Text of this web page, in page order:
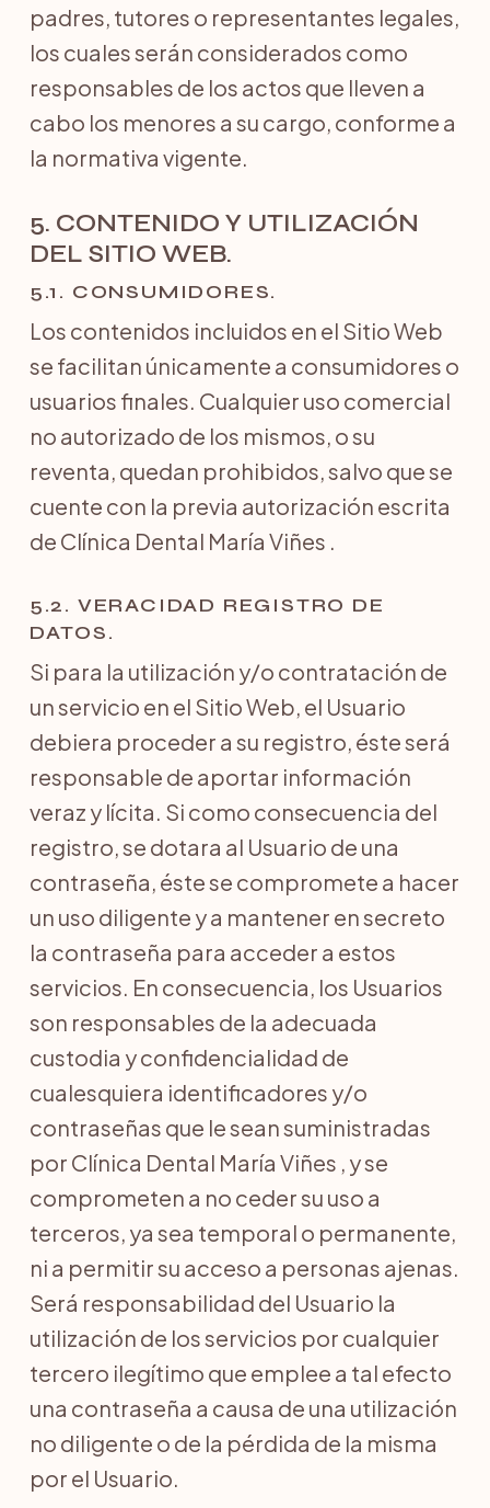
padres, tutores o representantes legales,
los cuales serán considerados como
responsables de los actos que lleven a
cabo los menores a su cargo, conforme a
la normativa vigente.
5. CONTENIDO Y UTILIZACIÓN
DEL SITIO WEB.
5.1. CONSUMIDORES.
Los contenidos incluidos en el Sitio Web
se facilitan únicamente a consumidores o
usuarios finales. Cualquier uso comercial
no autorizado de los mismos, o su
reventa, quedan prohibidos, salvo que se
cuente con la previa autorización escrita
de Clínica Dental María Viñes .
5.2. VERACIDAD REGISTRO DE
DATOS.
Si para la utilización y/o contratación de
un servicio en el Sitio Web, el Usuario
debiera proceder a su registro, éste será
responsable de aportar información
veraz y lícita. Si como consecuencia del
registro, se dotara al Usuario de una
contraseña, éste se compromete a hacer
un uso diligente y a mantener en secreto
la contraseña para acceder a estos
servicios. En consecuencia, los Usuarios
son responsables de la adecuada
custodia y confidencialidad de
cualesquiera identificadores y/o
contraseñas que le sean suministradas
por Clínica Dental María Viñes , y se
comprometen a no ceder su uso a
terceros, ya sea temporal o permanente,
ni a permitir su acceso a personas ajenas.
Será responsabilidad del Usuario la
utilización de los servicios por cualquier
tercero ilegítimo que emplee a tal efecto
una contraseña a causa de una utilización
no diligente o de la pérdida de la misma
por el Usuario.